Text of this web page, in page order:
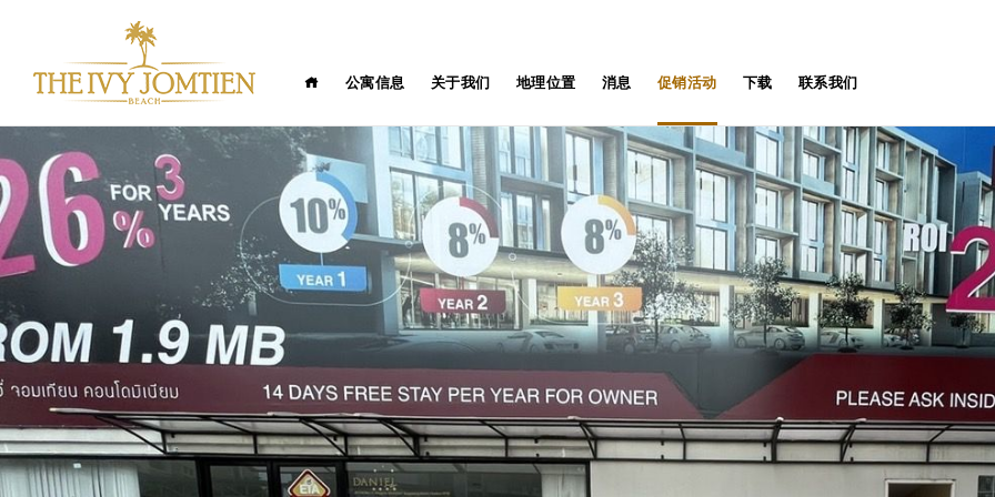
公寓信息 关于我们 地理位置 消息 促销活动 下载 联系我们